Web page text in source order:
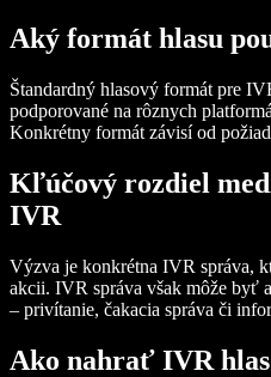
Aký formát hlasu
Štandardný hlasový formát pre
podporované na rôznych
Konkrétny formát závisí od
Kľúčový rozdiel
IVR
Výzva je konkrétna IVR správa,
akcii. IVR správa však môže byť
– privítanie, čakacia správa či
Ako nahrať IVR